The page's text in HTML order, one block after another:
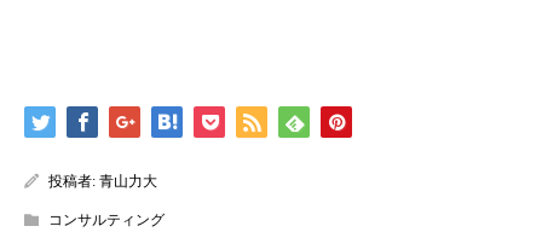
投稿者: 青山力大
コンサルティング